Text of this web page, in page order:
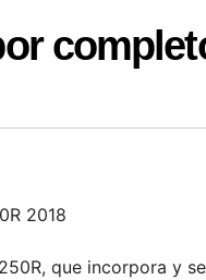
que incorpora y